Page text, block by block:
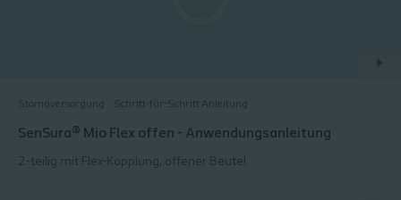
Stomaversorgung Schritt-für-Schritt Anleitung
SenSura® Mio Flex offen - Anwendungsanleitung
2-teilig mit Flex-Kopplung, offener Beutel